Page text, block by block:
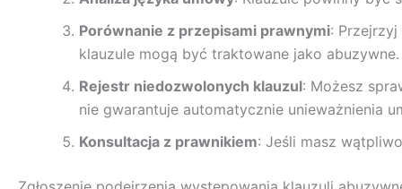
Porównanie z przepisami prawnymi:
klauzule mogą być traktowane jako abuzywne.
Rejestr niedozwolonych klauzul: Możesz
nie gwarantuje automatycznie unieważnienia
Konsultacja z prawnikiem: Jeśli masz